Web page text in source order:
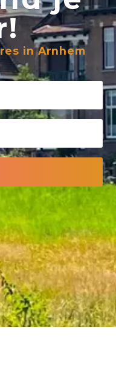
in Arnhem